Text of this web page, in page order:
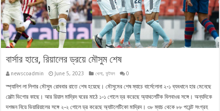
বার্সার হারে, রিয়ালের ড্রয়ে মৌসুম শেষ
newscoadmin June 5, 2023 খেলা,ফুটবল 0
স্প্যানিশ লা লিগার মৌসুম রোববার রাতে শেষ হয়েছে। মৌসুমের শেষ ম্যাচে বার্সেলোনা ২-১ ব্যবধানে হার মেনেছে
সেল্টা ভিগোর কাছে। আর রিয়াল মাদ্রিদ ঘরের মাঠে ১-১ গোলে ড্র করেছে অ্যাথলেটিক বিলবাওর সঙ্গে। অন্যদিকে
দশজন নিয়ে ভিয়ারিয়ালের সঙ্গে ২-২ গোলে ড্র করেছে অ্যাটলেটিকো মাদ্রিদ। ৩৮ ম্যাচ থেকে ৮৮ পয়েন্ট সংগ্রহ